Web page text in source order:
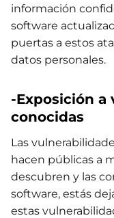
información
software
puertas a estos
datos personales.
-Exposición a
conocidas
Las
hacen públicas a
descubren y las
software, estás
estas